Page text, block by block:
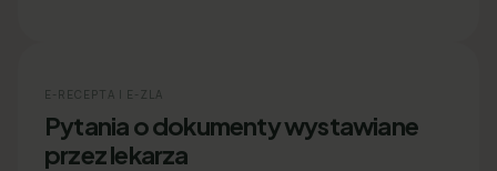
E-RECEPTA I E-ZLA
Pytania o dokumenty wystawiane
przez lekarza